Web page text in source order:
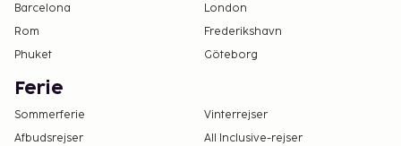
Barcelona
London
Rom
Frederikshavn
Phuket
Göteborg
Ferie
Sommerferie
Vinterrejser
Afbudsrejser
All Inclusive-rejser